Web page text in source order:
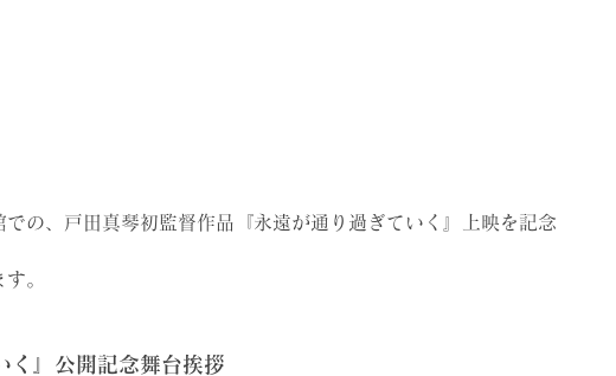
の、戸田真琴初監督作品『永遠が通り過ぎていく』上映を記念
。
く』公開記念舞台挨拶